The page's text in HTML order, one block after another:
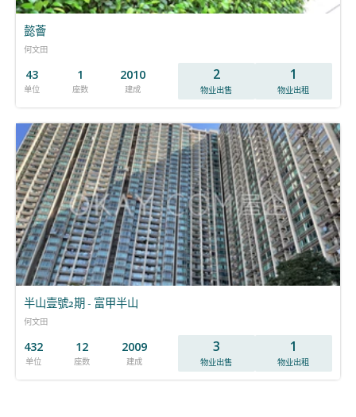
懿薈
何文田
43
单位
1
座数
2010
建成
2
物业出售
1
物业出租
半山壹號2期 - 富甲半山
何文田
432
单位
12
座数
2009
建成
3
物业出售
1
物业出租